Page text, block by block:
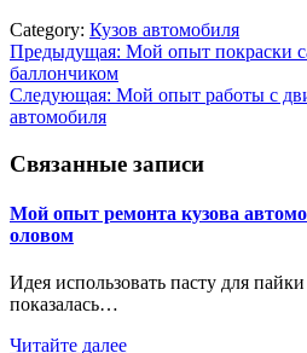
Category: Кузов автомобиля
Навигация
по
записям
Предыдущая: Мой опыт покраски
баллончиком
Следующая: Мой опыт работы с
автомобиля
Связанные записи
Мой опыт ремонта кузова
оловом
Идея использовать пасту для
показалась…
Читайте далее